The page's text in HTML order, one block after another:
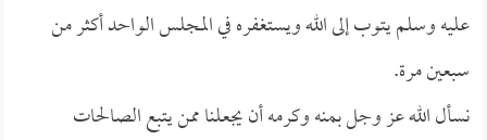
عليه وسلم يتوب إلى الله ويستغفره في المجلس الواحد أكثر من
سبعين مرة.
نسأل الله عز وجل بمنه وكرمه أن يجعلنا ممن يتبع الصالحات